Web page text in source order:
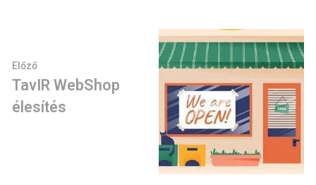
Előző
TavIR WebShop
élesítés